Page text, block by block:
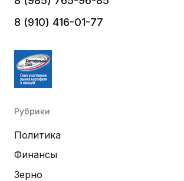
8 (910) 416-01-77
Рубрики
Политика
Финансы
Зерно